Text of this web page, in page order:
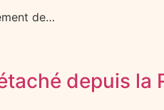
de…
depuis la